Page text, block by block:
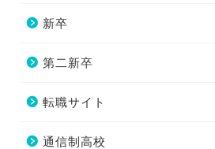
新卒
第二新卒
転職サイト
通信制高校